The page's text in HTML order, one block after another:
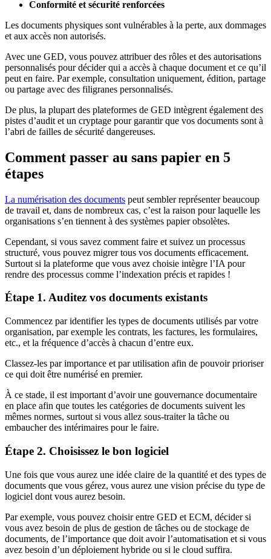
Conformité et sécurité renforcées
Les documents physiques sont vulnérables à la perte, aux dommages
et aux accès non autorisés.
Avec une GED, vous pouvez attribuer des rôles et des autorisations
personnalisés pour décider qui a accès à chaque document et ce qu’il
peut en faire. Par exemple, consultation uniquement, édition, partage
ou partage avec des filigranes personnalisés.
De plus, la plupart des plateformes de GED intègrent également des
pistes d’audit et un cryptage pour garantir que vos documents sont à
l’abri de failles de sécurité dangereuses.
Comment passer au sans papier en 5
étapes
La numérisation des documents peut sembler représenter beaucoup
de travail et, dans de nombreux cas, c’est la raison pour laquelle les
organisations s’en tiennent à des systèmes papier obsolètes.
Cependant, si vous savez comment faire et suivez un processus
structuré, vous pouvez migrer tous vos documents efficacement.
Surtout si la plateforme que vous avez choisie intègre l’IA pour
rendre des processus comme l’indexation précis et rapides !
Étape 1. Auditez vos documents existants
Commencez par identifier les types de documents utilisés par votre
organisation, par exemple les contrats, les factures, les formulaires,
etc., et la fréquence d’accès à chacun d’entre eux.
Classez-les par importance et par utilisation afin de pouvoir prioriser
ce qui doit être numérisé en premier.
À ce stade, il est important d’avoir une gouvernance documentaire
en place afin que toutes les catégories de documents suivent les
mêmes normes, surtout si vous allez sous-traiter la tâche ou
embaucher des intérimaires pour le faire.
Étape 2. Choisissez le bon logiciel
Une fois que vous aurez une idée claire de la quantité et des types de
documents que vous gérez, vous aurez une vision précise du type de
logiciel dont vous aurez besoin.
Par exemple, vous pouvez choisir entre GED et ECM, décider si
vous avez besoin de plus de gestion de tâches ou de stockage de
documents, de l’importance que doit avoir l’automatisation et si vous
avez besoin d’un déploiement hybride ou si le cloud suffira.